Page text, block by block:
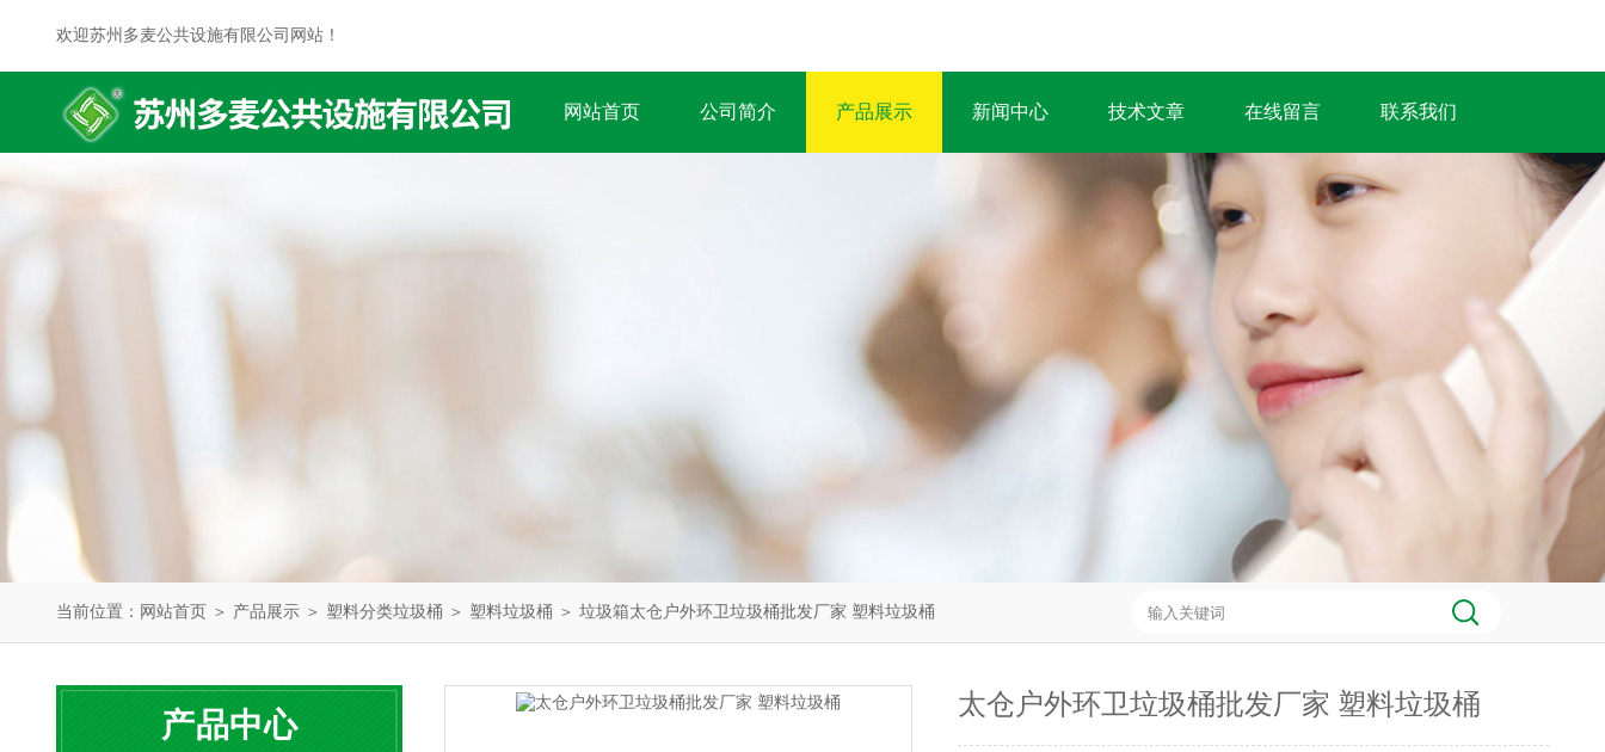
欢迎苏州多麦公共设施有限公司网站！
网站首页 公司简介 产品展示 新闻中心 技术文章 在线留言 联系我们
当前位置： 网站首页 ＞ 产品展示 ＞ 塑料分类垃圾桶 ＞ 塑料垃圾桶 ＞ 垃圾箱太仓户外环卫垃圾桶批发厂家 塑料垃圾桶
产品中心
太仓户外环卫垃圾桶批发厂家 塑料垃圾桶